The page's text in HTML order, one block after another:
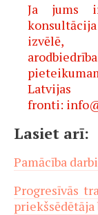
Ja jums
izvēlē,
fronti:
Lasiet arī:
Pamācība
Progresīvās